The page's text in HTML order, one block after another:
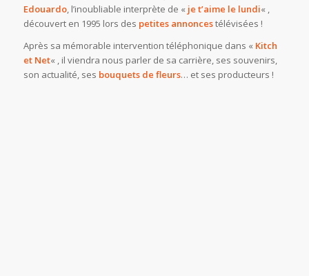
Edouardo, l’inoubliable interprète de « je t’aime le lundi« ,
découvert en 1995 lors des petites annoncestélévisées !
Après sa mémorable intervention téléphonique dans « Kitch
et Net« , il viendra nous parler de sa carrière, ses souvenirs,
son actualité, ses bouquets de fleurs… et ses producteurs !